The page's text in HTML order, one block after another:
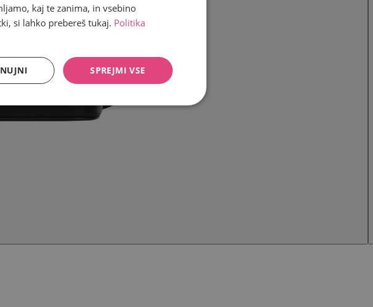
kaj te zanima, in vsebino
si lahko prebereš tukaj. Politika
SPREJMI VSE